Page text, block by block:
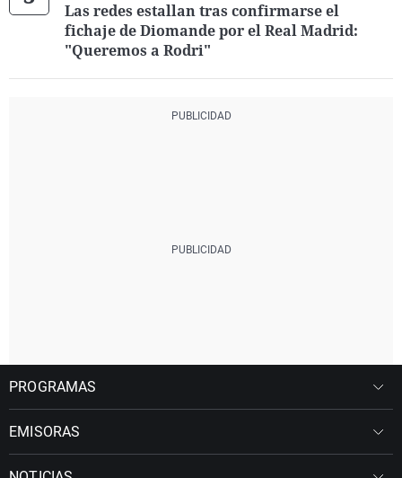
Las redes estallan tras confirmarse el
fichaje de Diomande por el Real Madrid:
"Queremos a Rodri"
PROGRAMAS
EMISORAS